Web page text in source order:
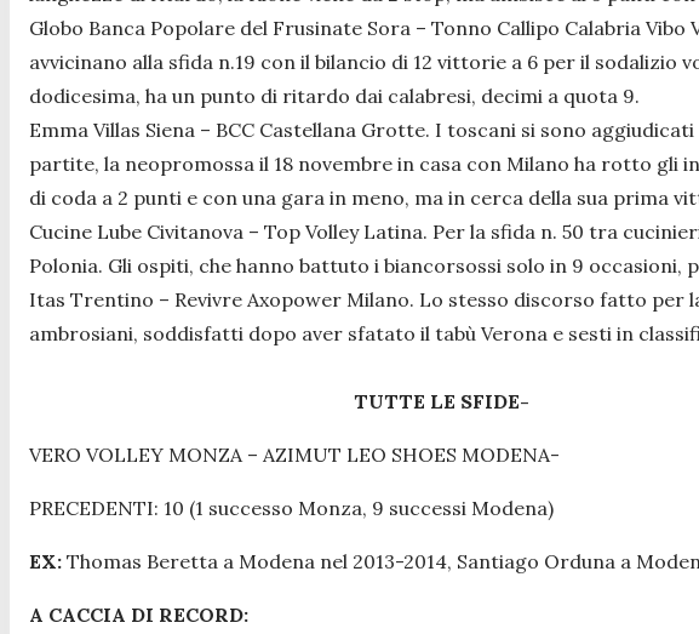
Globo Banca Popolare del Frusinate Sora – Tonno Callipo Calabria
avvicinano alla sfida n.19 con il bilancio di 12 vittorie a 6 per il
dodicesima, ha un punto di ritardo dai calabresi, decimi a quota 9.
Emma Villas Siena – BCC Castellana Grotte. I toscani si sono
partite, la neopromossa il 18 novembre in casa con Milano ha rotto gli
di coda a 2 punti e con una gara in meno, ma in cerca della sua prima
Cucine Lube Civitanova – Top Volley Latina. Per la sfida n. 50 tra
Polonia. Gli ospiti, che hanno battuto i biancorsossi solo in 9 occasioni,
Itas Trentino – Revivre Axopower Milano. Lo stesso discorso fatto per
ambrosiani, soddisfatti dopo aver sfatato il tabù Verona e sesti in
TUTTE LE SFIDE-
VERO VOLLEY MONZA – AZIMUT LEO SHOES MODENA-
PRECEDENTI: 10 (1 successo Monza, 9 successi Modena)
EX: Thomas Beretta a Modena nel 2013-2014, Santiago Orduna a
A CACCIA DI RECORD: